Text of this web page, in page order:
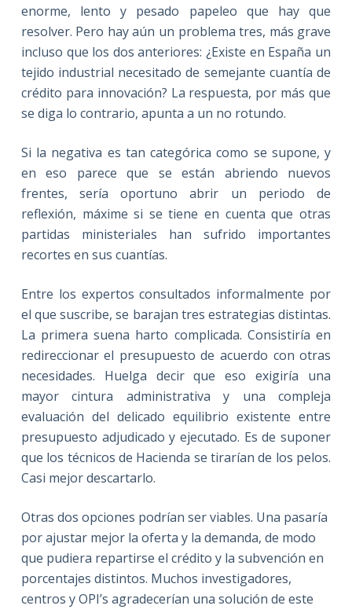
enorme, lento y pesado papeleo que hay que
resolver. Pero hay aún un problema tres, más grave
incluso que los dos anteriores: ¿Existe en España un
tejido industrial necesitado de semejante cuantía de
crédito para innovación? La respuesta, por más que
se diga lo contrario, apunta a un no rotundo.
Si la negativa es tan categórica como se supone, y
en eso parece que se están abriendo nuevos
frentes, sería oportuno abrir un periodo de
reflexión, máxime si se tiene en cuenta que otras
partidas ministeriales han sufrido importantes
recortes en sus cuantías.
Entre los expertos consultados informalmente por
el que suscribe, se barajan tres estrategias distintas.
La primera suena harto complicada. Consistiría en
redireccionar el presupuesto de acuerdo con otras
necesidades. Huelga decir que eso exigiría una
mayor cintura administrativa y una compleja
evaluación del delicado equilibrio existente entre
presupuesto adjudicado y ejecutado. Es de suponer
que los técnicos de Hacienda se tirarían de los pelos.
Casi mejor descartarlo.
Otras dos opciones podrían ser viables. Una pasaría
por ajustar mejor la oferta y la demanda, de modo
que pudiera repartirse el crédito y la subvención en
porcentajes distintos. Muchos investigadores,
centros y OPI’s agradecerían una solución de este